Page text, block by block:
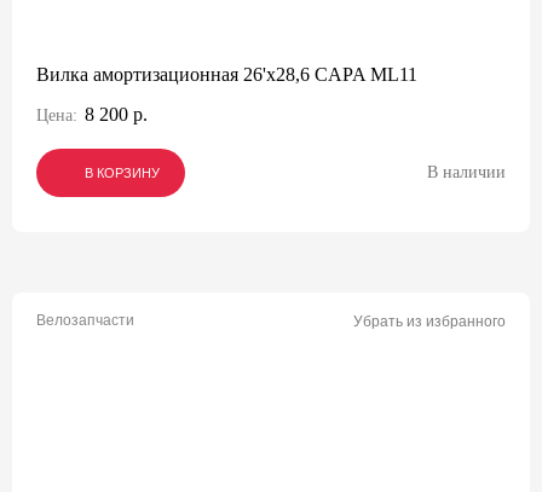
Вилка амортизационная 26'х28,6 CAPA ML11
Цена: 8 200 р.
В КОРЗИНУ
В КОРЗИНУ
В КОРЗИНУ В наличии
Велозапчасти Убрать из избранного